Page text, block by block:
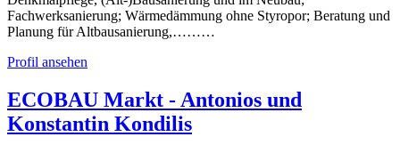
Fachwerksanierung; Wärmedämmung ohne Styropor; Beratung und
Planung für Altbausanierung,………
Profil ansehen
ECOBAU Markt - Antonios und
Konstantin Kondilis